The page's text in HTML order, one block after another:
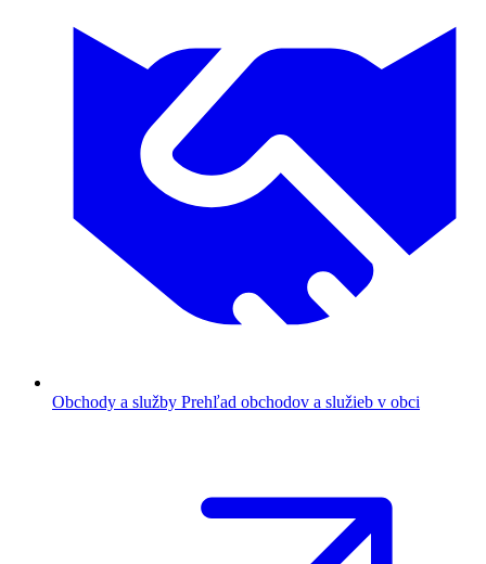
Obchody a služby Prehľad obchodov a služieb v obci